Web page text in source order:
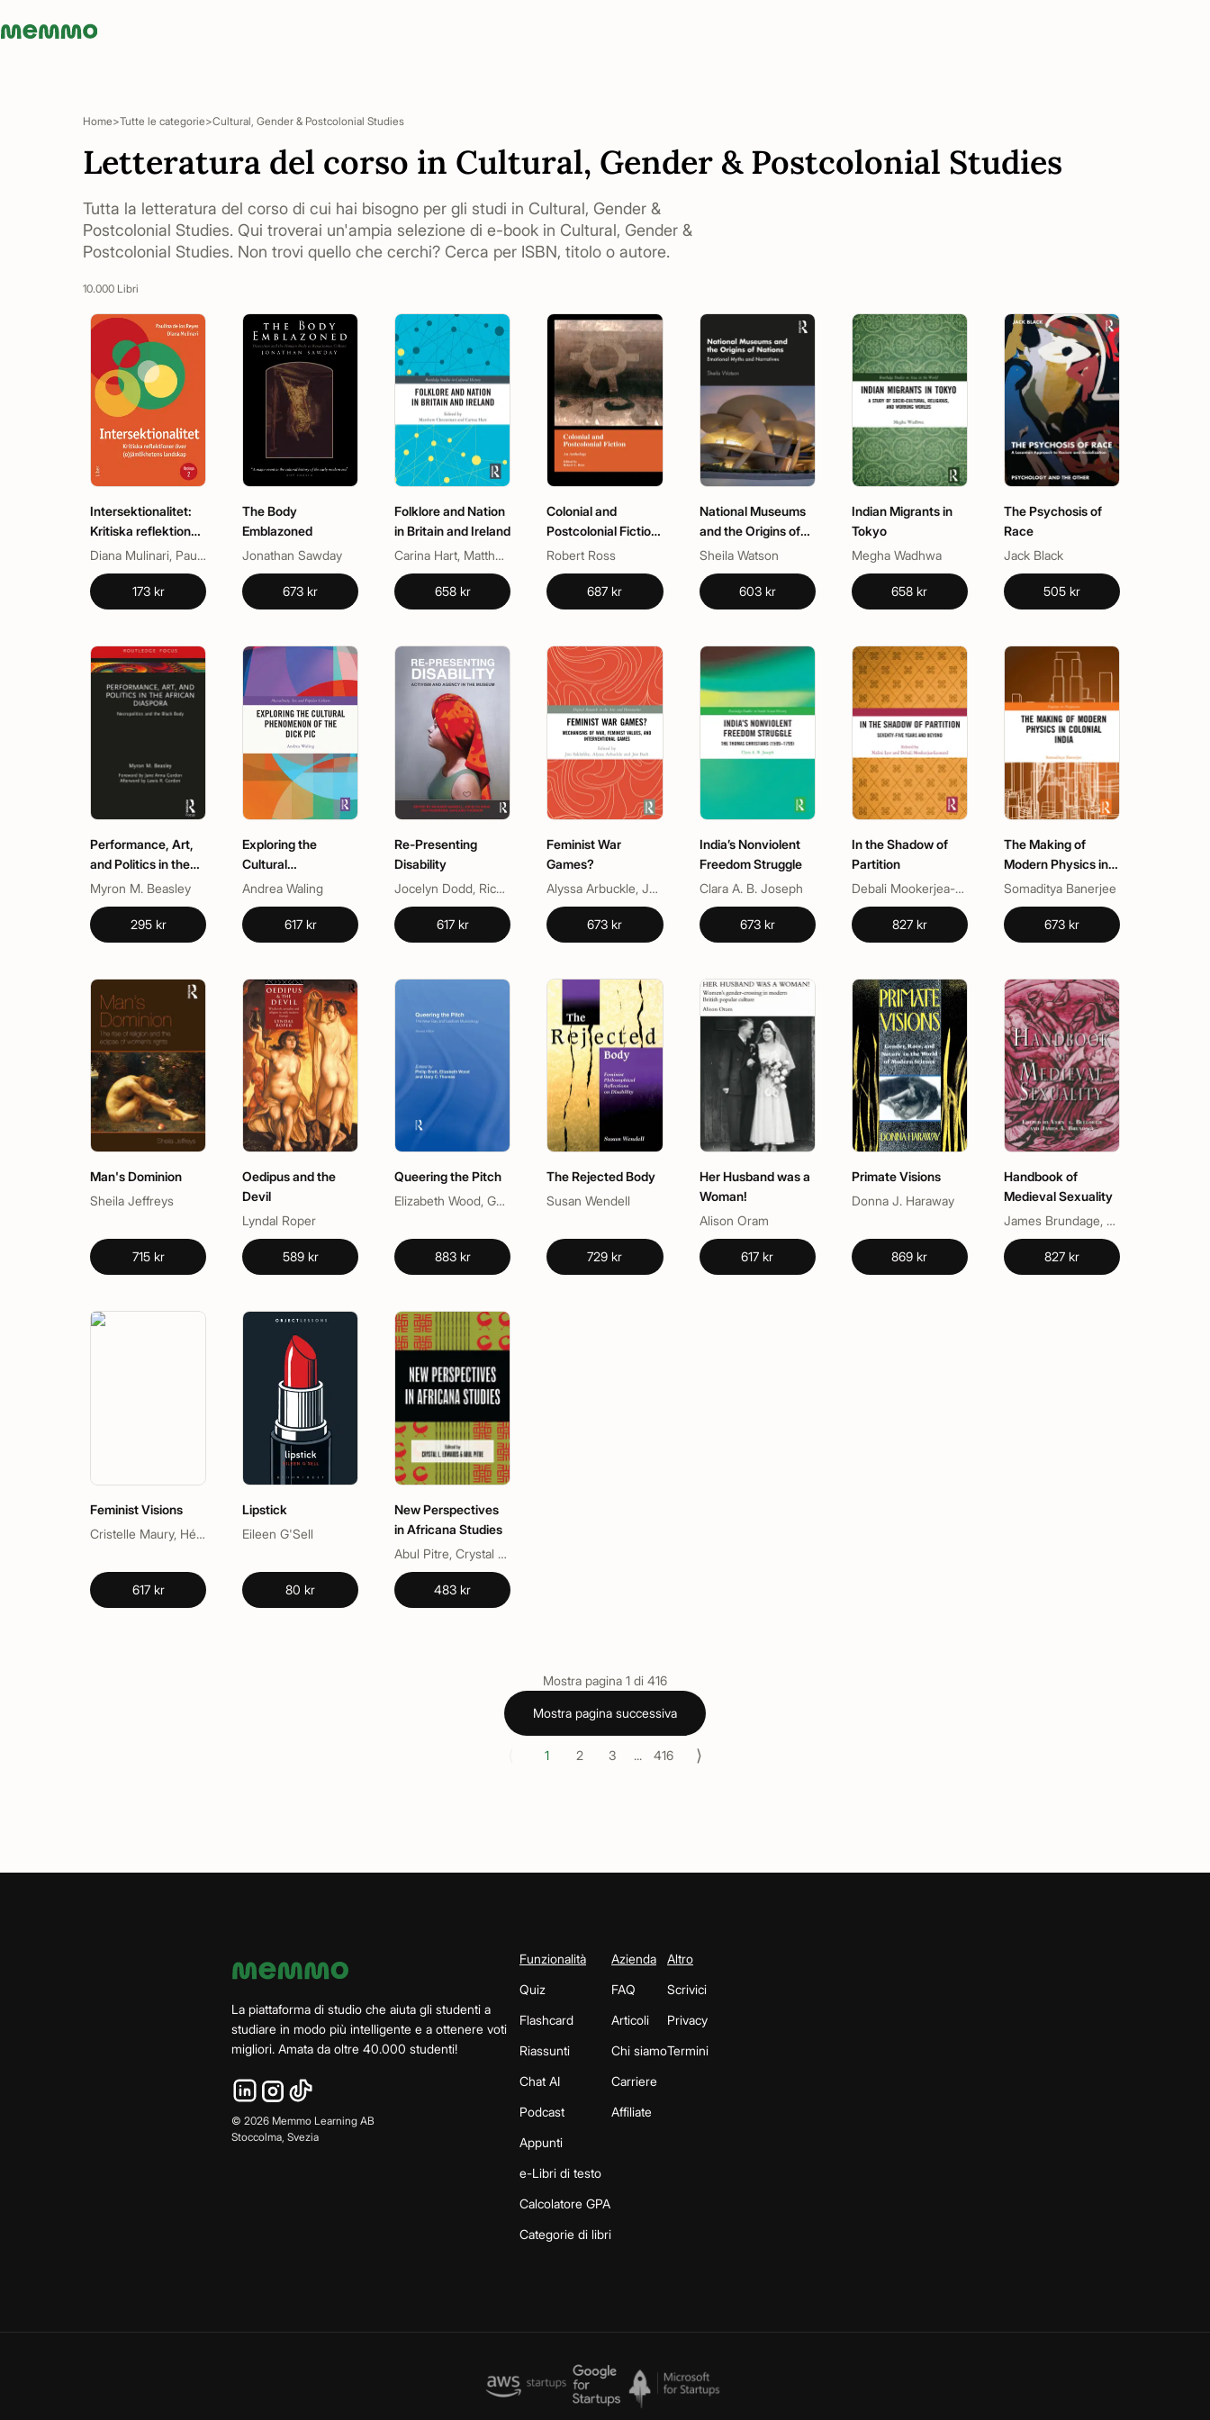
Memmo - AI-verktyg och digital kurslitteratur
Home Tutte le categorie Cultural, Gender & Postcolonial Studies
Letteratura del corso in Cultural, Gender & Postcolonial Studies
Tutta la letteratura del corso di cui hai bisogno per gli studi in Cultural, Gender &
Postcolonial Studies. Qui troverai un'ampia selezione di e-book in Cultural, Gender &
Postcolonial Studies. Non trovi quello che cerchi? Cerca per ISBN, titolo o autore.
10.000 Libri
Intersektionalitet:
Kritiska reflektioner
över
(o)jämlikhetens
landskap
Diana Mulinari, Paulina de los Reyes
173 kr
The Body
Emblazoned
Jonathan Sawday
673 kr
Folklore and Nation
in Britain and Ireland
Carina Hart, Matthew Cheeseman
658 kr
Colonial and
Postcolonial Fiction
in English
Robert Ross
687 kr
National Museums
and the Origins of
Nations
Sheila Watson
603 kr
Indian Migrants in
Tokyo
Megha Wadhwa
658 kr
The Psychosis of
Race
Jack Black
505 kr
Performance, Art,
and Politics in the
African Diaspora
Myron M. Beasley
295 kr
Exploring the
Cultural
Phenomenon of the
Dick Pic
Andrea Waling
617 kr
Re-Presenting
Disability
Jocelyn Dodd, Richard Sandell, Rosemarie Garland-Thomson
617 kr
Feminist War
Games?
Alyssa Arbuckle, Jon Bath, Jon Saklofske
673 kr
India’s Nonviolent
Freedom Struggle
Clara A. B. Joseph
673 kr
In the Shadow of
Partition
Debali Mookerjea-Leonard, Nalini Iyer
827 kr
The Making of
Modern Physics in
Colonial India
Somaditya Banerjee
673 kr
Man's Dominion
Sheila Jeffreys
715 kr
Oedipus and the
Devil
Lyndal Roper
589 kr
Queering the Pitch
Elizabeth Wood, Gary C Thomas, Philip Brett
883 kr
The Rejected Body
Susan Wendell
729 kr
Her Husband was a
Woman!
Alison Oram
617 kr
Primate Visions
Donna J. Haraway
869 kr
Handbook of
Medieval Sexuality
James Brundage, Vern L. Bullough
827 kr
Feminist Visions
Cristelle Maury, Hélène Charlery
617 kr
Lipstick
Eileen G'Sell
80 kr
New Perspectives
in Africana Studies
Abul Pitre, Crystal L. Edwards
483 kr
Mostra pagina 1 di 416
Mostra pagina successiva
1 2 3 ... 416 ⟩
La piattaforma di studio che aiuta gli studenti a
studiare in modo più intelligente e a ottenere voti
migliori. Amata da oltre 40.000 studenti!
© 2026 Memmo Learning AB
Stoccolma, Svezia
Funzionalità
Quiz
Flashcard
Riassunti
Chat AI
Podcast
Appunti
e-Libri di testo
Calcolatore GPA
Categorie di libri
Azienda
FAQ
Articoli
Chi siamo
Carriere
Affiliate
Altro
Scrivici
Privacy
Termini